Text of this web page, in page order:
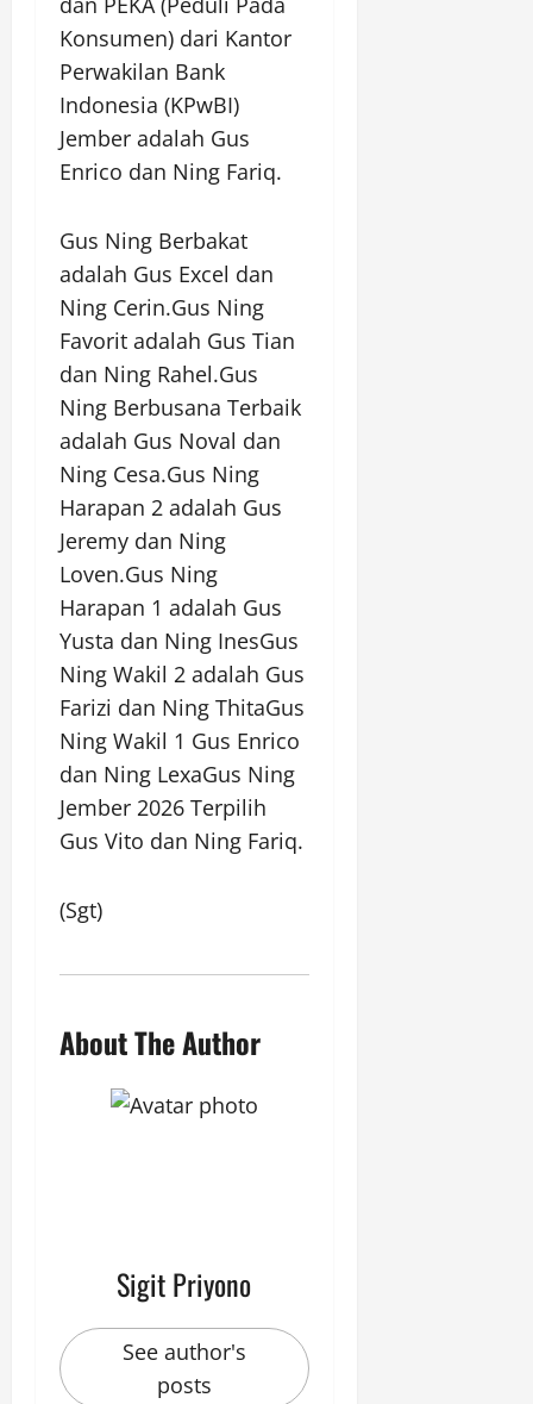
Konsumen) dari Kantor
Perwakilan Bank
Indonesia (KPwBI)
Jember adalah Gus
Enrico dan Ning Fariq.
Gus Ning Berbakat
adalah Gus Excel dan
Ning Cerin.Gus Ning
Favorit adalah Gus Tian
dan Ning Rahel.Gus
Ning Berbusana Terbaik
adalah Gus Noval dan
Ning Cesa.Gus Ning
Harapan 2 adalah Gus
Jeremy dan Ning
Loven.Gus Ning
Harapan 1 adalah Gus
Yusta dan Ning InesGus
Ning Wakil 2 adalah Gus
Farizi dan Ning ThitaGus
Ning Wakil 1 Gus Enrico
dan Ning LexaGus Ning
Jember 2026 Terpilih
Gus Vito dan Ning Fariq.
(Sgt)
About The Author
Sigit Priyono
See author's
posts